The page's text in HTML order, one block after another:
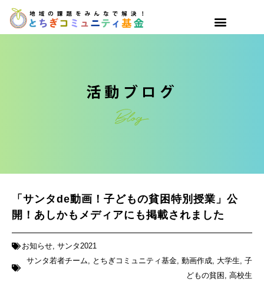
「サンタde動画！子どもの貧困特別授業」公
開！あしかもメディアにも掲載されました
お知らせ, サンタ2021
サンタ若者チーム, とちぎコミュニティ基金, 動画作成, 大学生, 子
どもの貧困 , 高校生